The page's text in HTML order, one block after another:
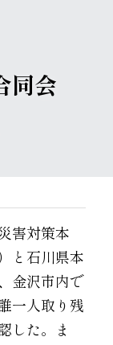
同会
害対策本
と石川県本
金沢市内で
一人取り残
した。ま